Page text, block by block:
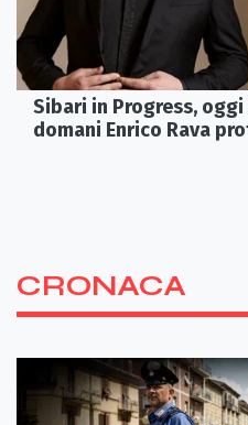
Sibari in Progress, oggi
domani Enrico Rava
CRONACA